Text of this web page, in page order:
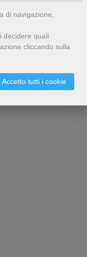
di navigazione,
decidere quali
cliccando sulla
Accetto tutti i cookie